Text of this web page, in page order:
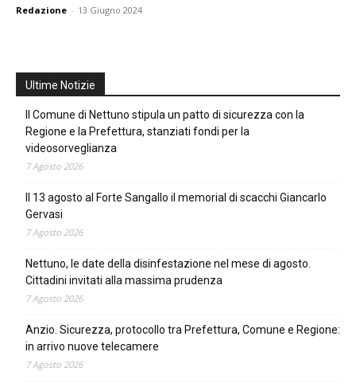
Redazione - 13 Giugno 2024
Ultime Notizie
Il Comune di Nettuno stipula un patto di sicurezza con la
Regione e la Prefettura, stanziati fondi per la
videosorveglianza
7 Agosto 2026
Il 13 agosto al Forte Sangallo il memorial di scacchi Giancarlo
Gervasi
7 Agosto 2026
Nettuno, le date della disinfestazione nel mese di agosto.
Cittadini invitati alla massima prudenza
7 Agosto 2026
Anzio. Sicurezza, protocollo tra Prefettura, Comune e Regione:
in arrivo nuove telecamere
7 Agosto 2026